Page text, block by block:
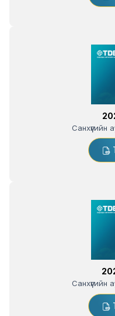
Санхүүгийн
Санхүүгийн